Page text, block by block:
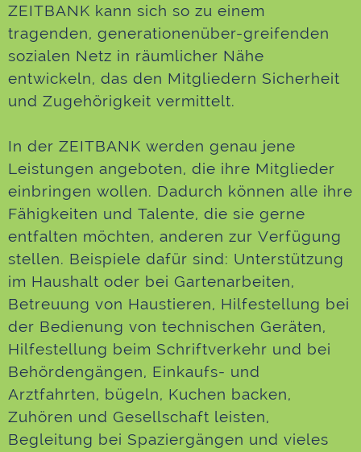
ZEITBANK kann sich so zu einem
tragenden, generationenüber-greifenden
sozialen Netz in räumlicher Nähe
entwickeln, das den Mitgliedern Sicherheit
und Zugehörigkeit vermittelt.
In der ZEITBANK werden genau jene
Leistungen angeboten, die ihre Mitglieder
einbringen wollen. Dadurch können alle ihre
Fähigkeiten und Talente, die sie gerne
entfalten möchten, anderen zur Verfügung
stellen. Beispiele dafür sind: Unterstützung
im Haushalt oder bei Gartenarbeiten,
Betreuung von Haustieren, Hilfestellung bei
der Bedienung von technischen Geräten,
Hilfestellung beim Schriftverkehr und bei
Behördengängen, Einkaufs- und
Arztfahrten, bügeln, Kuchen backen,
Zuhören und Gesellschaft leisten,
Begleitung bei Spaziergängen und vieles